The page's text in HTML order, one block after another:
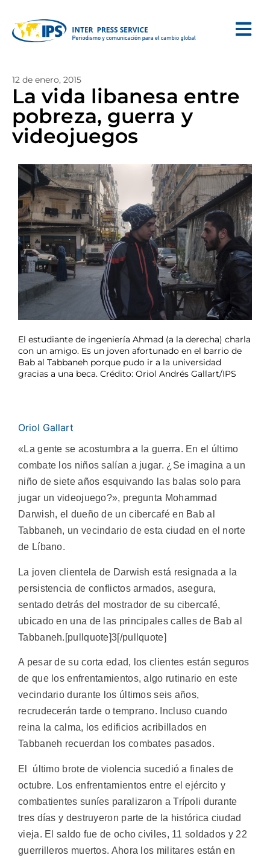
12 de enero, 2015
La vida libanesa entre
pobreza, guerra y
videojuegos
El estudiante de ingeniería Ahmad (a la derecha) charla
con un amigo. Es un joven afortunado en el barrio de
Bab al Tabbaneh porque pudo ir a la universidad
gracias a una beca. Crédito: Oriol Andrés Gallart/IPS
Oriol Gallart
«La gente se acostumbra a la guerra. En el último
combate los niños salían a jugar. ¿Se imagina a un
niño de siete años esquivando las balas solo para
jugar un videojuego?», pregunta Mohammad
Darwish, el dueño de un cibercafé en Bab al
Tabbaneh, un vecindario de esta ciudad en el norte
de Líbano.
La joven clientela de Darwish está resignada a la
persistencia de conflictos armados, asegura,
sentado detrás del mostrador de su cibercafé,
ubicado en una de las principales calles de Bab al
Tabbaneh.[pullquote]3[/pullquote]
A pesar de su corta edad, los clientes están seguros
de que los enfrentamientos, algo rutinario en este
vecindario durante los últimos seis años,
recrudecerán tarde o temprano. Incluso cuando
reina la calma, los edificios acribillados en
Tabbaneh recuerdan los combates pasados.
El último brote de violencia sucedió a finales de
octubre. Los enfrentamientos entre el ejército y
combatientes suníes paralizaron a Trípoli durante
tres días y destruyeron parte de la histórica ciudad
vieja. El saldo fue de ocho civiles, 11 soldados y 22
guerrilleros muertos. Ahora los militares están en